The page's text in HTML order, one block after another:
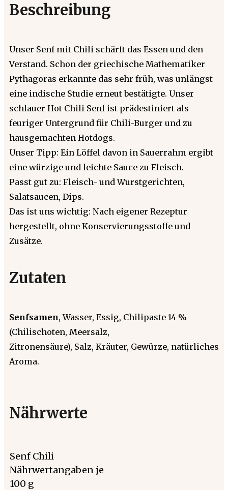
Beschreibung
Unser Senf mit Chili schärft das Essen und den
Verstand. Schon der griechische Mathematiker
Pythagoras erkannte das sehr früh, was unlängst
eine indische Studie erneut bestätigte. Unser
schlauer Hot Chili Senf ist prädestiniert als
feuriger Untergrund für Chili-Burger und zu
hausgemachten Hotdogs.
Unser Tipp: Ein Löffel davon in Sauerrahm ergibt
eine würzige und leichte Sauce zu Fleisch.
Passt gut zu: Fleisch- und Wurstgerichten,
Salatsaucen, Dips.
Das ist uns wichtig: Nach eigener Rezeptur
hergestellt, ohne Konservierungsstoffe und
Zusätze.
Zutaten
Senfsamen, Wasser, Essig, Chilipaste 14 %
(Chilischoten, Meersalz,
Zitronensäure), Salz, Kräuter, Gewürze, natürliches
Aroma.
Nährwerte
Senf Chili
Nährwertangaben je
100 g